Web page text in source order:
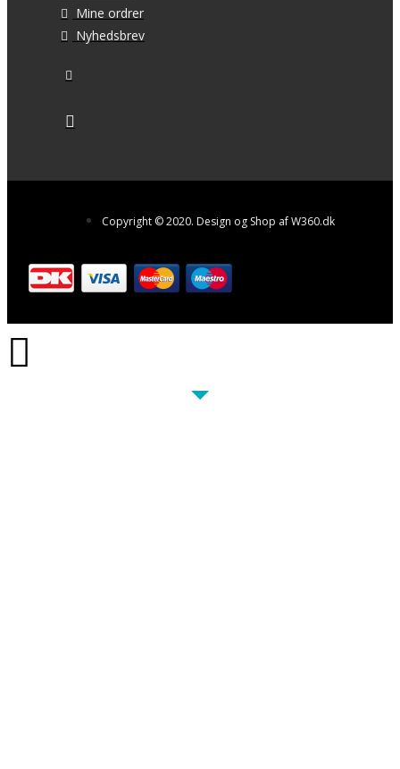
Mine ordrer
Nyhedsbrev
Copyright © 2020. Design og Shop af W360.dk